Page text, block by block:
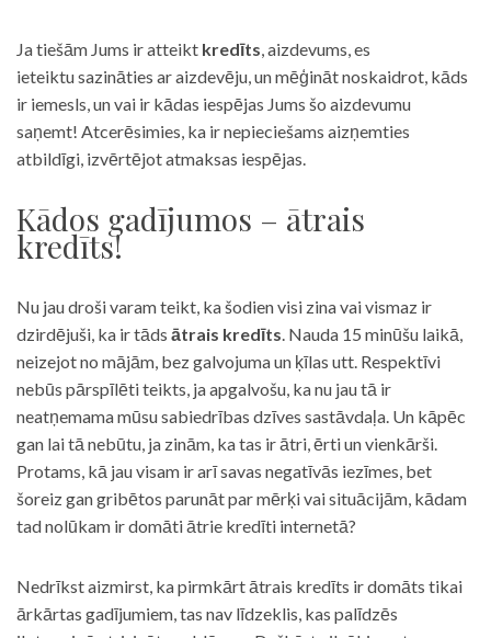
Ja tiešām Jums ir atteikt kredīts, aizdevums, es
ieteiktu sazināties ar aizdevēju, un mēģināt noskaidrot, kāds
ir iemesls, un vai ir kādas iespējas Jums šo aizdevumu
saņemt! Atcerēsimies, ka ir nepieciešams aizņemties
atbildīgi, izvērtējot atmaksas iespējas.
Kādos gadījumos – ātrais
kredīts!
Nu jau droši varam teikt, ka šodien visi zina vai vismaz ir
dzirdējuši, ka ir tāds ātrais kredīts. Nauda 15 minūšu laikā,
neizejot no mājām, bez galvojuma un ķīlas utt. Respektīvi
nebūs pārspīlēti teikts, ja apgalvošu, ka nu jau tā ir
neatņemama mūsu sabiedrības dzīves sastāvdaļa. Un kāpēc
gan lai tā nebūtu, ja zinām, ka tas ir ātri, ērti un vienkārši.
Protams, kā jau visam ir arī savas negatīvās iezīmes, bet
šoreiz gan gribētos parunāt par mērķi vai situācijām, kādam
tad nolūkam ir domāti ātrie kredīti internetā?
Nedrīkst aizmirst, ka pirmkārt ātrais kredīts ir domāts tikai
ārkārtas gadījumiem, tas nav līdzeklis, kas palīdzēs